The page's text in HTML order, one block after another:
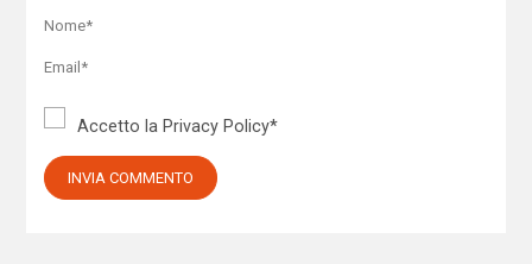
Accetto la Privacy Policy*